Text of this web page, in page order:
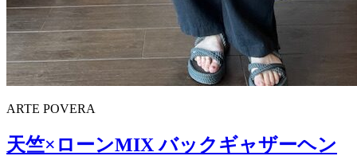
ARTE POVERA
天竺×ローンMIX バックギャザーヘン